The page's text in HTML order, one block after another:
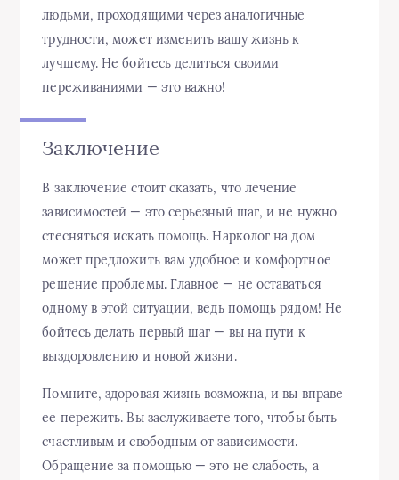
людьми, проходящими через аналогичные
трудности, может изменить вашу жизнь к
лучшему. Не бойтесь делиться своими
переживаниями — это важно!
Заключение
В заключение стоит сказать, что лечение
зависимостей — это серьезный шаг, и не нужно
стесняться искать помощь. Нарколог на дом
может предложить вам удобное и комфортное
решение проблемы. Главное — не оставаться
одному в этой ситуации, ведь помощь рядом! Не
бойтесь делать первый шаг — вы на пути к
выздоровлению и новой жизни.
Помните, здоровая жизнь возможна, и вы вправе
ее пережить. Вы заслуживаете того, чтобы быть
счастливым и свободным от зависимости.
Обращение за помощью — это не слабость, а